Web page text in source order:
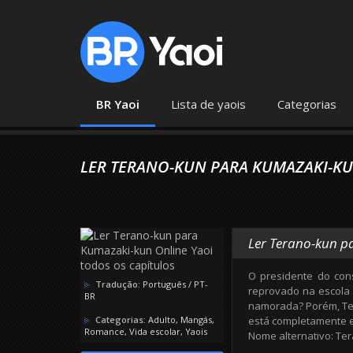
BR Yaoi Lista de yaois Categorias
LER TERANO-KUN PARA KUMAZAKI-
Tradução: Português / PT-
BR
Categorias: Adulto, Mangás,
Romance, Vida escolar, Yaois
Ler Terano-kun
O presidente do
reprovado na
namorada? Porém,
está completamente
Nome alternativo: